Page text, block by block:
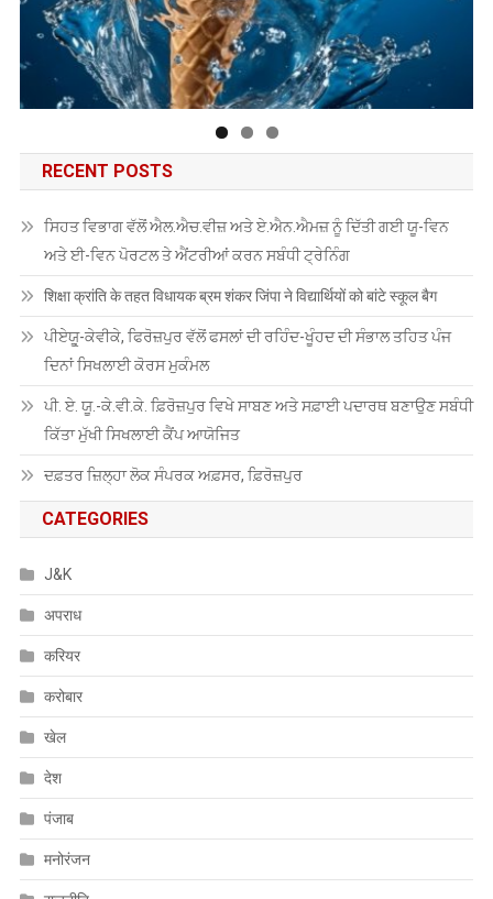
RECENT POSTS
ਸਿਹਤ ਵਿਭਾਗ ਵੱਲੋਂ ਐਲ.ਐਚ.ਵੀਜ਼ ਅਤੇ ਏ.ਐਨ.ਐਮਜ਼ ਨੂੰ ਦਿੱਤੀ ਗਈ ਯੂ-ਵਿਨ
ਅਤੇ ਈ-ਵਿਨ ਪੋਰਟਲ ਤੇ ਐਂਟਰੀਆਂ ਕਰਨ ਸਬੰਧੀ ਟ੍ਰੇਨਿੰਗ
शिक्षा क्रांति के तहत विधायक ब्रम शंकर जिंपा ने विद्यार्थियों को बांटे स्कूल बैग
ਪੀਏਯੂੑ-ਕੇਵੀਕੇ, ਫਿਰੋਜ਼ਪੁਰ ਵੱਲੋਂ ਫਸਲਾਂ ਦੀ ਰਹਿੰਦ-ਖੂੰਹਦ ਦੀ ਸੰਭਾਲ ਤਹਿਤ ਪੰਜ
ਦਿਨਾਂ ਸਿਖਲਾਈ ਕੋਰਸ ਮੁਕੰਮਲ
ਪੀ. ਏ. ਯੂ.-ਕੇ.ਵੀ.ਕੇ. ਫ਼ਿਰੋਜ਼ਪੁਰ ਵਿਖੇ ਸਾਬਣ ਅਤੇ ਸਫ਼ਾਈ ਪਦਾਰਥ ਬਣਾਉਣ ਸਬੰਧੀ
ਕਿੱਤਾ ਮੁੱਖੀ ਸਿਖਲਾਈ ਕੈਂਪ ਆਯੋਜਿਤ
ਦਫ਼ਤਰ ਜ਼ਿਲ੍ਹਾ ਲੋਕ ਸੰਪਰਕ ਅਫ਼ਸਰ, ਫ਼ਿਰੋਜ਼ਪੁਰ
CATEGORIES
J&K
अपराध
करियर
करोबार
खेल
देश
पंजाब
मनोरंजन